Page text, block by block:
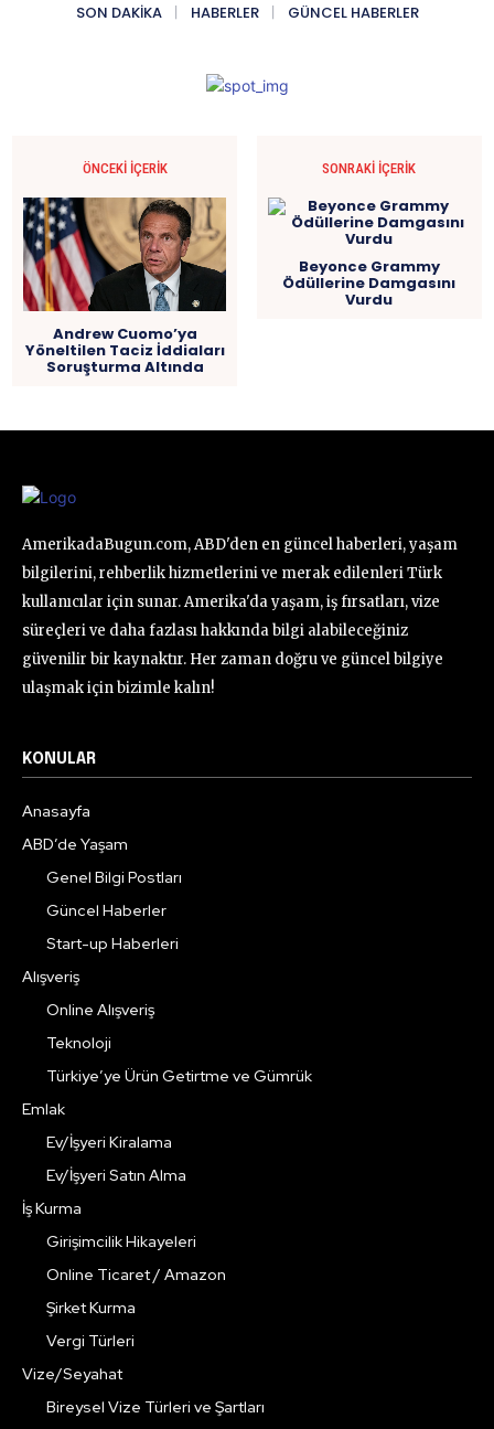
SON DAKIKA
HABERLER GÜNCEL HABERLER
ÖNCEKI İÇERIK
Andrew Cuomo’ya
Yöneltilen Taciz İddiaları
Soruşturma Altında
SONRAKI İÇERIK
Beyonce Grammy
Ödüllerine Damgasını
Vurdu
AmerikadaBugun.com, ABD'den en güncel haberleri, yaşam
bilgilerini, rehberlik hizmetlerini ve merak edilenleri Türk
kullanıcılar için sunar. Amerika'da yaşam, iş fırsatları, vize
süreçleri ve daha fazlası hakkında bilgi alabileceğiniz
güvenilir bir kaynaktır. Her zaman doğru ve güncel bilgiye
ulaşmak için bizimle kalın!
KONULAR
Anasayfa
ABD’de Yaşam
Genel Bilgi Postları
Güncel Haberler
Start-up Haberleri
Alışveriş
Online Alışveriş
Teknoloji
Türkiye’ye Ürün Getirtme ve Gümrük
Emlak
Ev/İşyeri Kiralama
Ev/İşyeri Satın Alma
İş Kurma
Girişimcilik Hikayeleri
Online Ticaret / Amazon
Şirket Kurma
Vergi Türleri
Vize/Seyahat
Bireysel Vize Türleri ve Şartları